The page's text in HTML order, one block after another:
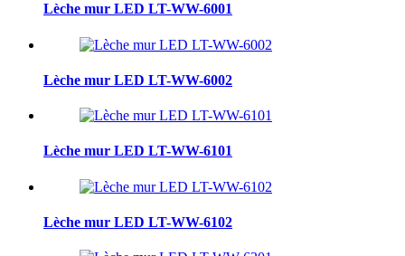
Lèche mur LED LT-WW-6001
Lèche mur LED LT-WW-6002
Lèche mur LED LT-WW-6101
Lèche mur LED LT-WW-6102